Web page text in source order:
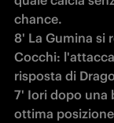
chance.
8' La Gumina si
Cocchi:
risposta di
7' Iori dopo una
ottima